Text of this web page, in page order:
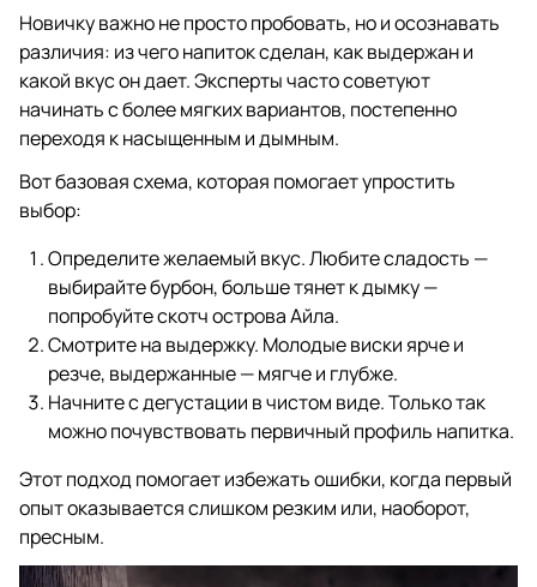
Новичку важно не просто пробовать, но и осознавать
различия: из чего напиток сделан, как выдержан и
какой вкус он дает. Эксперты часто советуют
начинать с более мягких вариантов, постепенно
переходя к насыщенным и дымным.
Вот базовая схема, которая помогает упростить
выбор:
Определите желаемый вкус. Любите сладость —
выбирайте бурбон, больше тянет к дымку —
попробуйте скотч острова Айла.
Смотрите на выдержку. Молодые виски ярче и
резче, выдержанные — мягче и глубже.
Начните с дегустации в чистом виде. Только так
можно почувствовать первичный профиль напитка.
Этот подход помогает избежать ошибки, когда первый
опыт оказывается слишком резким или, наоборот,
пресным.